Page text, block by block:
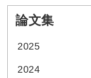
論文集
2025
2024